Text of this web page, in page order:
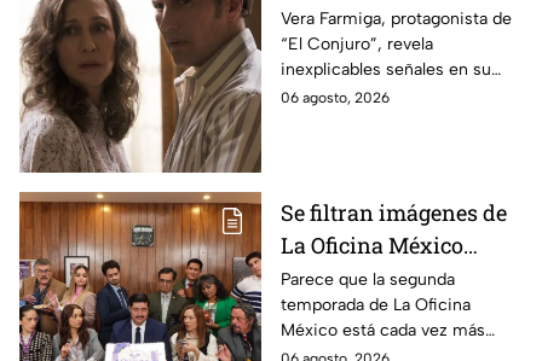
revela INQUIETANTES
señales en su cuerpo
durante la grabación de
la película
Vera Farmiga, protagonista de
“El Conjuro”, revela
inexplicables señales en su
cuerpo durante el rodaje de la
06 agosto, 2026
Se filtran imágenes de
La Oficina México
temporada 2 y un
detalle desata teorías
entre los fans
Parece que la segunda
temporada de La Oficina
México está cada vez más
cerca, pues el elenco ya se